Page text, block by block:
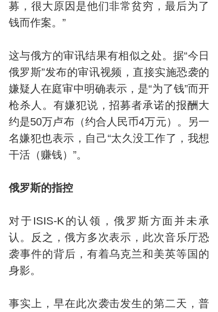
募，很大原因是他们非常贫穷，最后为了
钱而作案。”
这与俄方的审讯结果有相似之处。据“今日
俄罗斯”发布的审讯视频，直接实施恐袭的
嫌疑人在庭审中明确表示，是“为了钱”而开
枪杀人。有嫌犯说，招募者承诺的报酬大
约是50万卢布（约合人民币4万元）。另一
名嫌犯也表示，自己“太久没工作了，我想
干活（赚钱）”。
俄罗斯的指控
对于ISIS-K的认领，俄罗斯方面并未承
认。反之，俄方多次表示，此次音乐厅恐
袭事件的背后，有着乌克兰和美英等国的
身影。
事实上，早在此次袭击发生的第二天，普